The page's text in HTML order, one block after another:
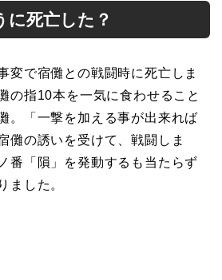
に死亡した？
変で宿儺との戦闘時に死亡しま
の指10本を一気に食わせること
。「一撃を加える事が出来れば
儺の誘いを受けて、戦闘しま
番「隕」を発動するも当たらず
ました。